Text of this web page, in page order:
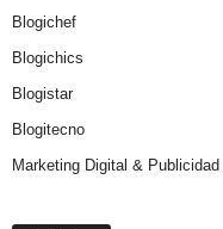
Blogichef
Blogichics
Blogistar
Blogitecno
Marketing Digital &